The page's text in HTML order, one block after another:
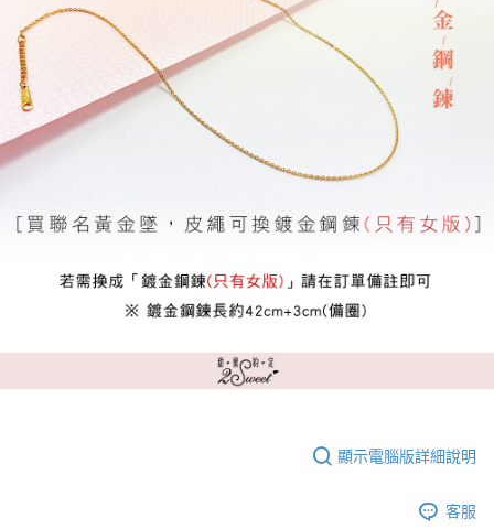
顯示電腦版詳細說明
客服